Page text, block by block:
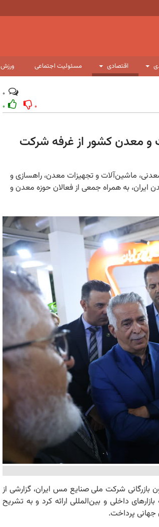
اقتصادی مسئولیت اجتماعی ورزش
۰ ۰
و معدن کشور از غرفه شرکت
ماشین‌آلات و تجهیزات معدن، راهسازی و
رئیس خانه معدن ایران، به همراه جمعی از فعالان حوزه معدن و
بازرگانی شرکت ملی صنایع مس ایران، گزارشی از
داخلی و بین‌المللی ارائه کرد و به تشریح
جهانی پرداخت.